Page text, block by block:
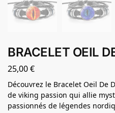
BRACELET OEIL
25,00€
Découvrez le Bracelet Oeil
de viking passion qui allie
passionnés de légendes